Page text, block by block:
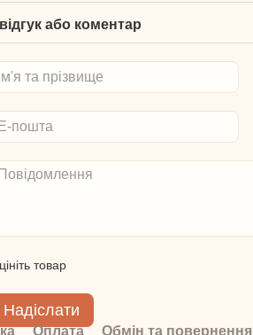
або коментар
товар
Надіслати
Оплата Обмін та повернення